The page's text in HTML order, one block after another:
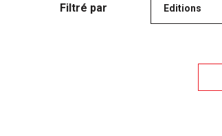
Filtré par Editions